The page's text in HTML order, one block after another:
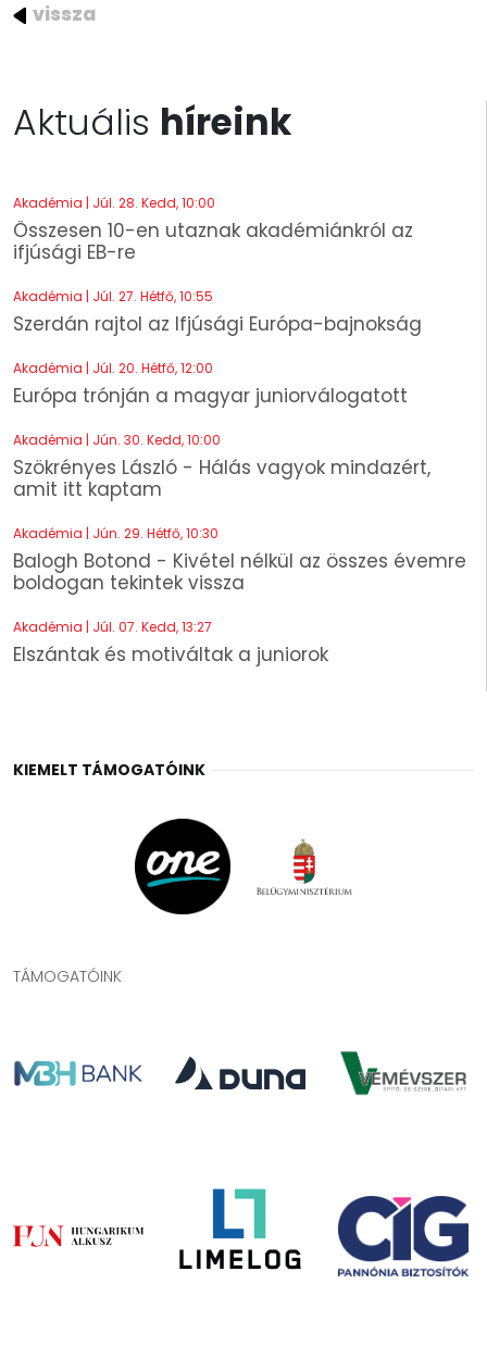
Aktuális híreink
Akadémia | Júl. 28. Kedd, 10:00
Összesen 10-en utaznak akadémiánkról az
ifjúsági EB-re
Akadémia | Júl. 27. Hétfő, 10:55
Szerdán rajtol az Ifjúsági Európa-bajnokság
Akadémia | Júl. 20. Hétfő, 12:00
Európa trónján a magyar juniorválogatott
Akadémia | Jún. 30. Kedd, 10:00
Szökrényes László - Hálás vagyok mindazért,
amit itt kaptam
Akadémia | Jún. 29. Hétfő, 10:30
Balogh Botond - Kivétel nélkül az összes évemre
boldogan tekintek vissza
Akadémia | Júl. 07. Kedd, 13:27
Elszántak és motiváltak a juniorok
vissza
KIEMELT TÁMOGATÓINK
TÁMOGATÓINK